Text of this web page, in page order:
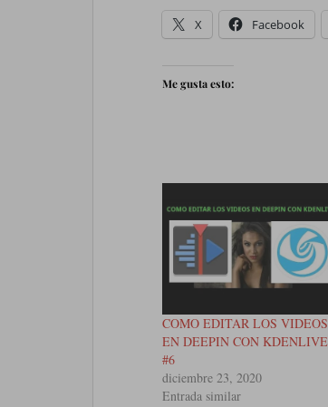
X Facebook
Me gusta esto:
COMO EDITAR LOS VIDEOS
EN DEEPIN CON KDENLIVE
#6
diciembre 23, 2020
Entrada similar